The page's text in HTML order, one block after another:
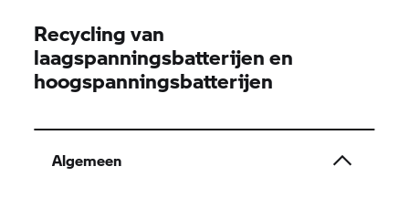
Recycling van
laagspanningsbatterijen en
hoogspanningsbatterijen
Algemeen